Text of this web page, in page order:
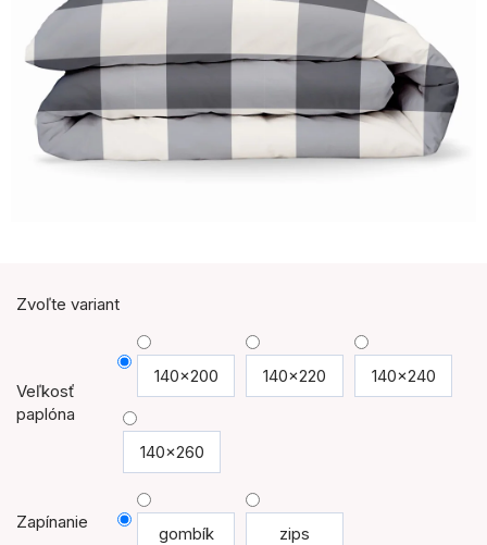
Zvoľte variant
Veľkosť
paplóna
140x200 140x220 140x240
140x260
Zapínanie
gombík zips